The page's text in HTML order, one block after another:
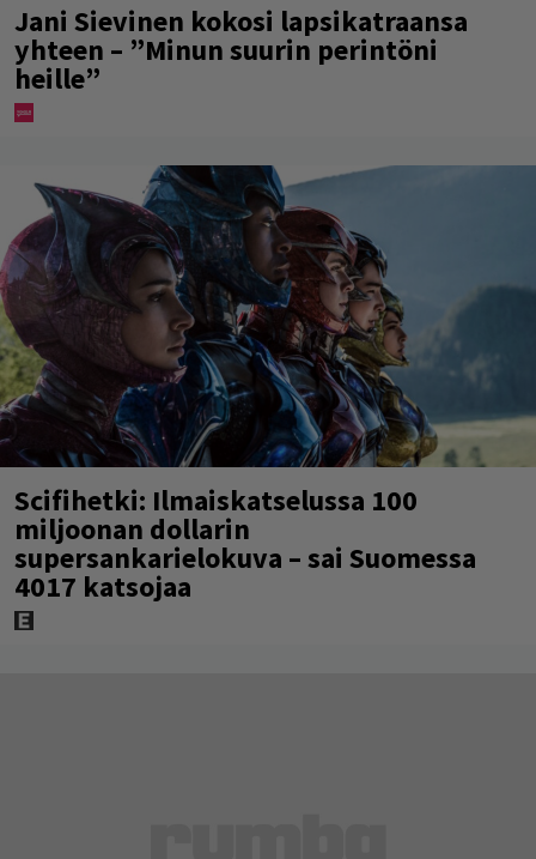
Jani Sievinen kokosi lapsikatraansa
yhteen – ”Minun suurin perintöni
heille”
Scifihetki: Ilmaiskatselussa 100
miljoonan dollarin
supersankarielokuva – sai Suomessa
4017 katsojaa